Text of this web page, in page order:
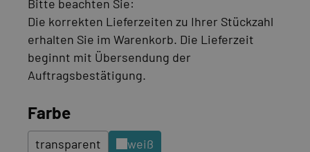
Bitte beachten Sie:
Die korrekten Lieferzeiten zu Ihrer Stückzahl
erhalten Sie im Warenkorb. Die Lieferzeit
beginnt mit Übersendung der
Auftragsbestätigung.
Farbeauswählen
transparent weiß